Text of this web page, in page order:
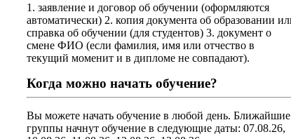
1. заявление и договор об обучении (оформляются
автоматически) 2. копия документа об образовании
справка об обучении (для студентов) 3. документ о
смене ФИО (если фамилия, имя или отчество в
текущий моменит и в дипломе не совпадают).
Когда можно начать обучение?
Вы можете начать обучение в любой день. Ближайшие
группы начнут обучение в следующие даты: 07.08.26,